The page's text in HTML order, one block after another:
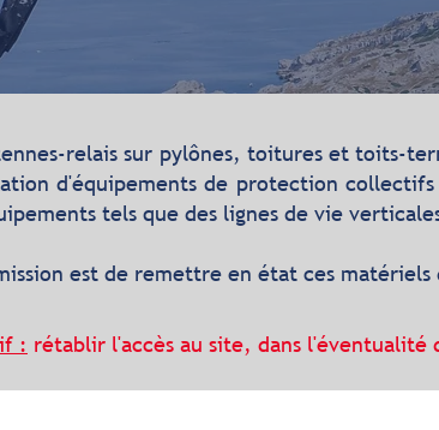
relais sur pylônes, toitures et toits-
d'équipements de protection
tels que des lignes de vie
est de remettre en état ces
: rétablir l'accès au site, dans